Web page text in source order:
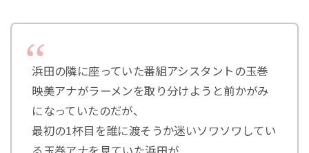
浜田の隣に座っていた番組アシスタントの玉巻
映美アナがラーメンを取り分けようと前かがみ
になっていたのだが、
最初の1杯目を誰に渡そうか迷いソワソワしてい